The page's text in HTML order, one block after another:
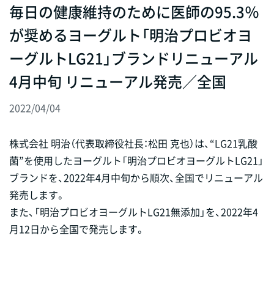
毎日の健康維持のために医師の95.3％
が奨めるヨーグルト「明治プロビオヨ
ーグルトLG21」ブランドリニューアル
4月中旬 リニューアル発売／全国
2022/04/04
株式会社 明治（代表取締役社長：松田 克也）は、“LG21乳酸
菌”を使用したヨーグルト「明治プロビオヨーグルトLG21」
ブランドを、2022年4月中旬から順次、全国でリニューアル
発売します。
また、「明治プロビオヨーグルトLG21無添加」を、2022年4
月12日から全国で発売します。